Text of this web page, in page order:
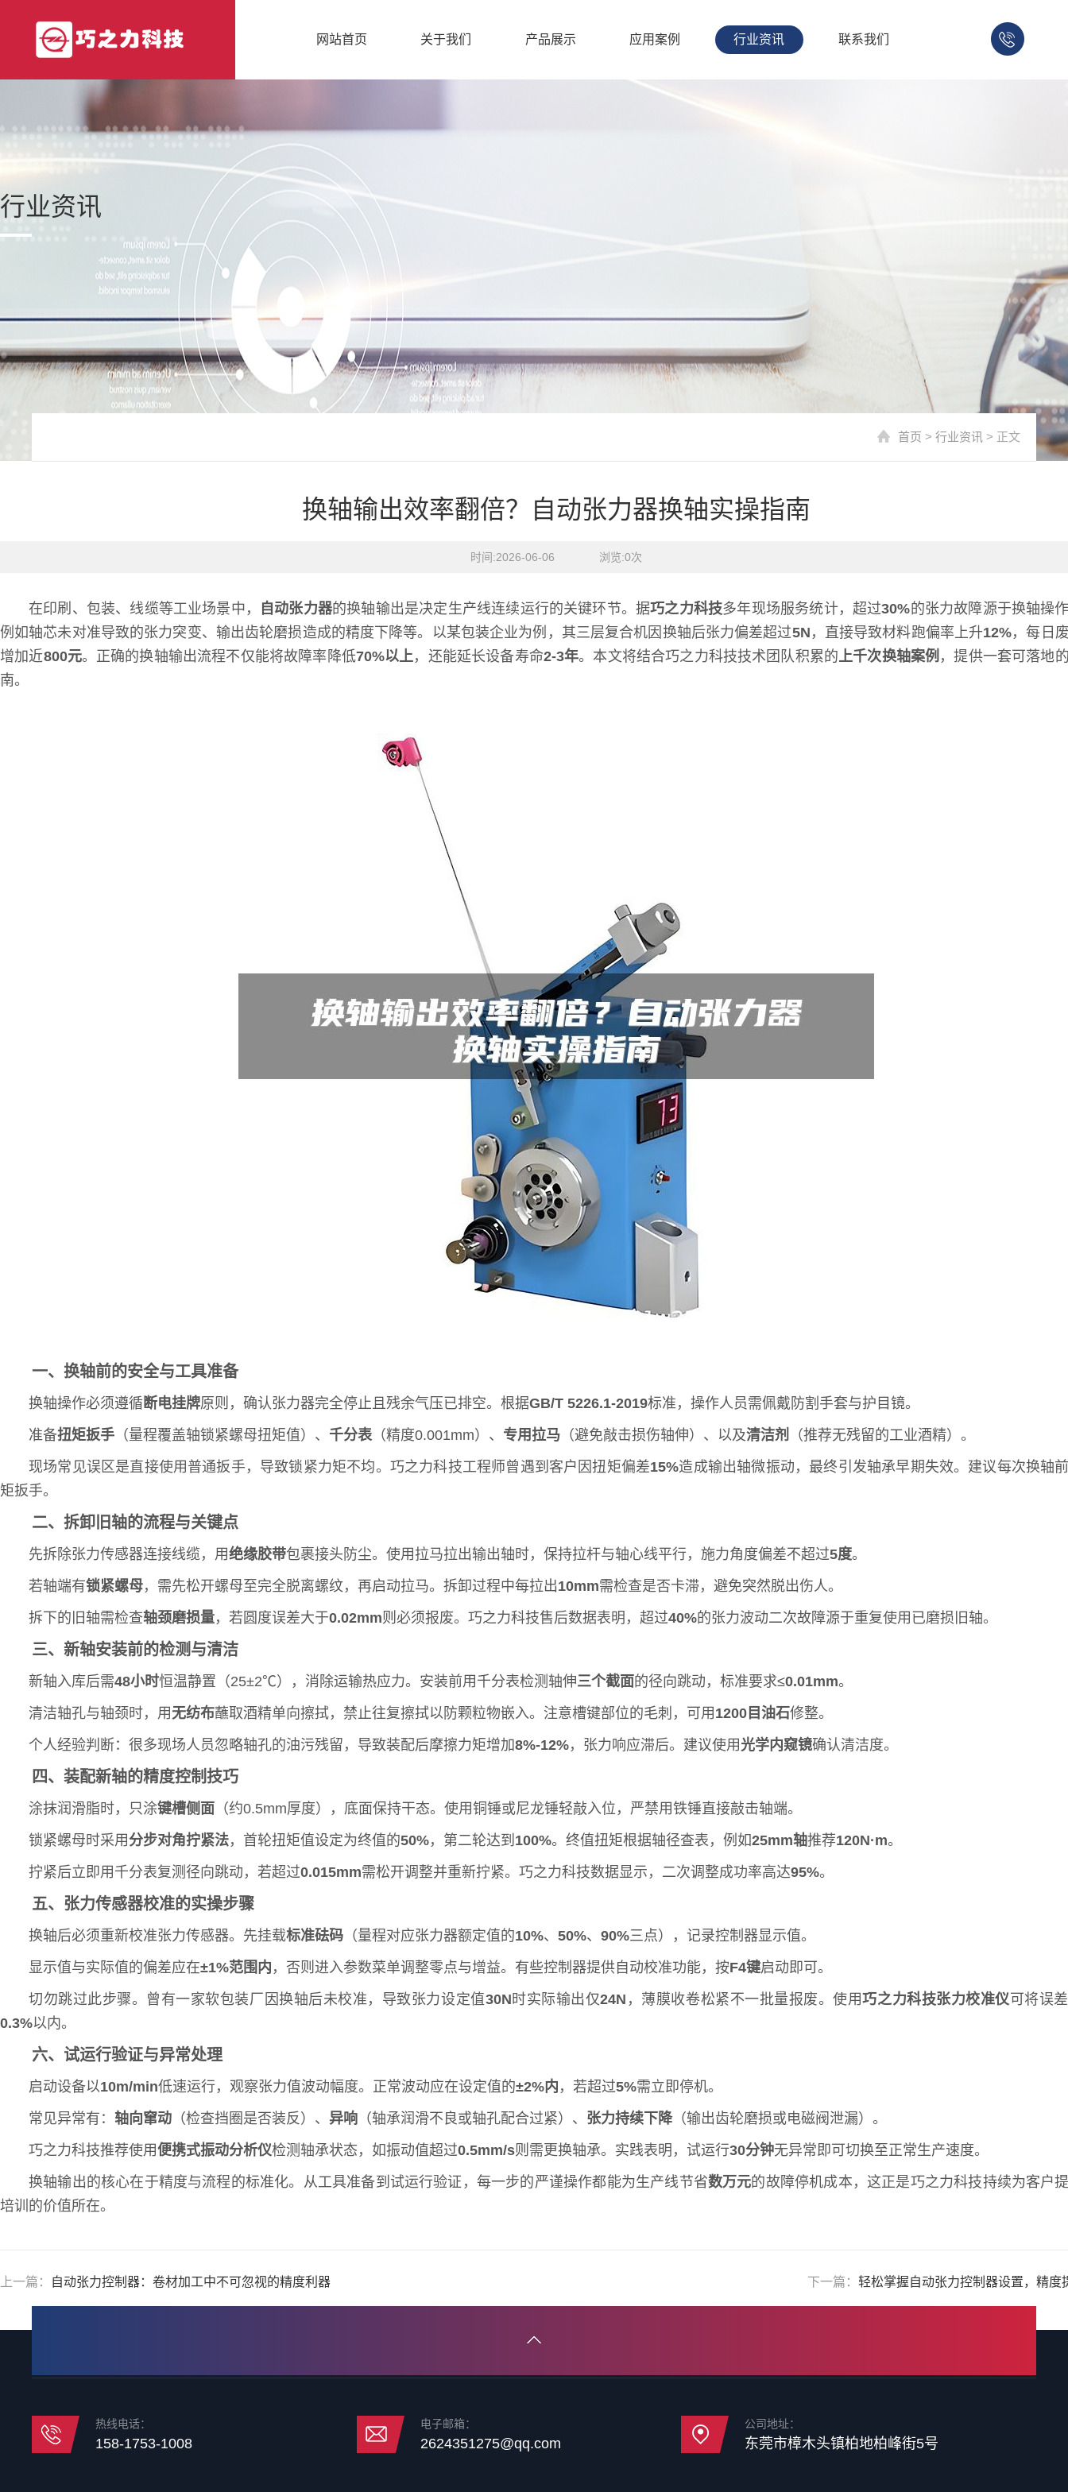
网站首页 关于我们 产品展示 应用案例 行业资讯 联系我们
行业资讯
首页 > 行业资讯 > 正文
换轴输出效率翻倍？自动张力器换轴实操指南
时间:2026-06-06    浏览:0次
在印刷、包装、线缆等工业场景中， 自动张力器的换轴输出是决定生产线连续运行的关键环节。据巧之力科技多年现场服务统计，超过30%的张力故障源于换轴操
例如轴芯未对准导致的张力突变、输出齿轮磨损造成的精度下降等。以某包装企业为例，其三层复合机因换轴后张力偏差超过5N ，直接导致材料跑偏率上升12%，每日
增加近800元。正确的换轴输出流程不仅能将故障率降低70%以上，还能延长设备寿命2-3年。本文将结合巧之力科技技术团队积累的上千次换轴案例 ，提供一套可落地
南。
一、换轴前的安全与工具准备
换轴操作必须遵循 断电挂牌原则，确认张力器完全停止且残余气压已排空。根据GB/T 5226.1-2019标准，操作人员需佩戴防割手套与护目镜。
准备扭矩扳手 （量程覆盖轴锁紧螺母扭矩值）、 千分表（精度0.001mm）、 专用拉马 （避免敲击损伤轴伸）、以及清洁剂 （推荐无残留的工业酒精）。
现场常见误区是直接使用普通扳手，导致锁紧力矩不均。巧之力科技工程师曾遇到客户因扭矩偏差15%造成输出轴微振动，最终引发轴承早期失效。建议每次换轴
矩扳手。
二、拆卸旧轴的流程与关键点
先拆除张力传感器连接线缆，用绝缘胶带包裹接头防尘。使用拉马拉出输出轴时，保持拉杆与轴心线平行，施力角度偏差不超过5度。
若轴端有锁紧螺母，需先松开螺母至完全脱离螺纹，再启动拉马。拆卸过程中每拉出10mm需检查是否卡滞，避免突然脱出伤人。
拆下的旧轴需检查轴颈磨损量，若圆度误差大于0.02mm则必须报废。巧之力科技售后数据表明，超过40%的张力波动二次故障源于重复使用已磨损旧轴。
三、新轴安装前的检测与清洁
新轴入库后需48小时恒温静置（25±2℃），消除运输热应力。安装前用千分表检测轴伸三个截面的径向跳动，标准要求≤0.01mm。
清洁轴孔与轴颈时，用 无纺布蘸取酒精单向擦拭，禁止往复擦拭以防颗粒物嵌入。注意槽键部位的毛刺，可用 1200目油石修整。
个人经验判断：很多现场人员忽略轴孔的油污残留，导致装配后摩擦力矩增加8%-12%，张力响应滞后。建议使用 光学内窥镜确认清洁度。
四、装配新轴的精度控制技巧
涂抹润滑脂时，只涂键槽侧面 （约0.5mm厚度），底面保持干态。使用铜锤或尼龙锤轻敲入位，严禁用铁锤直接敲击轴端。
锁紧螺母时采用分步对角拧紧法，首轮扭矩值设定为终值的50%，第二轮达到 100%。终值扭矩根据轴径查表，例如25mm轴推荐120N·m。
拧紧后立即用千分表复测径向跳动，若超过0.015mm需松开调整并重新拧紧。巧之力科技数据显示，二次调整成功率高达95%。
五、张力传感器校准的实操步骤
换轴后必须重新校准张力传感器。先挂载标准砝码 （量程对应张力器额定值的10%、 50%、 90%三点），记录控制器显示值。
显示值与实际值的偏差应在±1%范围内 ，否则进入参数菜单调整零点与增益。有些控制器提供自动校准功能，按F4键启动即可。
切勿跳过此步骤。曾有一家软包装厂因换轴后未校准，导致张力设定值30N时实际输出仅24N ，薄膜收卷松紧不一批量报废。使用巧之力科技张力校准仪可将误
0.3%以内。
六、试运行验证与异常处理
启动设备以10m/min低速运行，观察张力值波动幅度。正常波动应在设定值的±2%内 ，若超过5%需立即停机。
常见异常有： 轴向窜动 （检查挡圈是否装反）、 异响 （轴承润滑不良或轴孔配合过紧）、 张力持续下降（输出齿轮磨损或电磁阀泄漏）。
巧之力科技推荐使用便携式振动分析仪检测轴承状态，如振动值超过0.5mm/s则需更换轴承。实践表明，试运行30分钟无异常即可切换至正常生产速度。
换轴输出的核心在于精度与流程的标准化。从工具准备到试运行验证，每一步的严谨操作都能为生产线节省数万元的故障停机成本，这正是巧之力科技持续为客户
培训的价值所在。
上一篇： 自动张力控制器：卷材加工中不可忽视的精度利器 下一篇： 轻松掌握自动张力控制器设置，精度
热线电话：
158-1753-1008
电子邮箱：
2624351275@qq.com
公司地址：
东莞市樟木头镇柏地柏峰街5号